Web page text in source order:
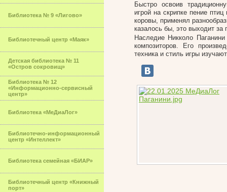
Библиотека № 9 «Лигово»
Библиотечный центр «Маяк»
Детская библиотека № 11
«Остров сокровищ»
Библиотека № 12
«Информационно-сервисный
центр»
Библиотека «МеДиаЛог»
Библиотечно-информационный
центр «Интеллект»
Библиотека семейная «БИАР»
Библиотечный центр «Книжный
порт»
Быстро освоив
игрой на скрипке пение
коровы, применял
казалось бы, это выходит за
Наследие Никколо
композиторов. Его
техника и стиль игры